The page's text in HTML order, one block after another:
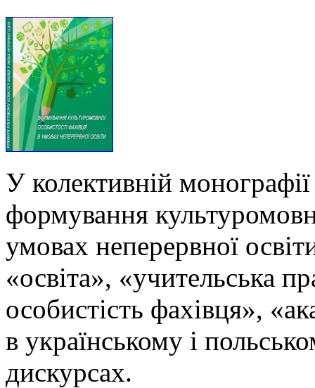
У колективній
формування
умовах неперервної
«освіта», «учительська
особистість фахівця»,
в українському і
дискурсах.